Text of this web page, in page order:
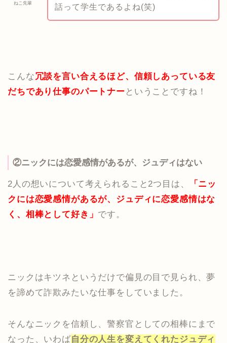
ねこ先輩
話って学生であるよね(笑)
こんな冗談を言い合えるほど、信頼しあっている友
だちであり仕事のパートナー ということですね！
②ニックには恋愛感情があるが、ジュディはない
2人の想いについて考えられること2つ目は、
「ニッ
クには恋愛感情があるが、ジュディに恋愛感情はな
く、相棒として好き」 です。
ニックはキツネというだけで偏見の目で見られ、夢
を諦めて詐欺みたいな仕事をしていました。
そんなニックを信頼し、警察官としての相棒にまで
なった、いわば自分の人生を変えてくれたジュディ